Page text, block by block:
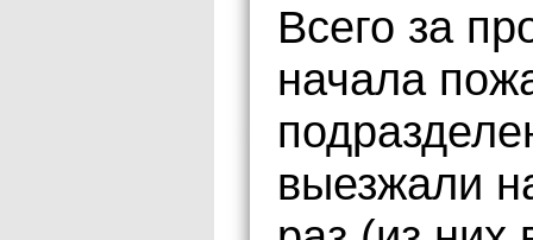
Всего за
начала
выезжали